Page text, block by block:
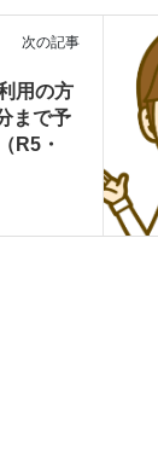
次の記事
用の方
まで予
R5・